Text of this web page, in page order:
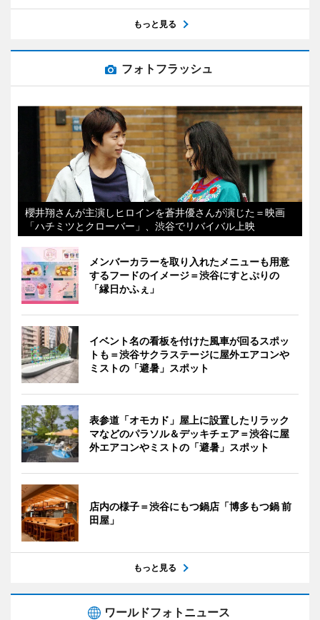
もっと見る
フォトフラッシュ
櫻井翔さんが主演しヒロインを蒼井優さんが演じた＝映画
「ハチミツとクローバー」、渋谷でリバイバル上映
メンバーカラーを取り入れたメニューも用意
するフードのイメージ＝渋谷にすとぷりの
「縁日かふぇ」
イベント名の看板を付けた風車が回るスポッ
トも＝渋谷サクラステージに屋外エアコンや
ミストの「避暑」スポット
表参道「オモカド」屋上に設置したリラック
マなどのパラソル＆デッキチェア＝渋谷に屋
外エアコンやミストの「避暑」スポット
店内の様子＝渋谷にもつ鍋店「博多もつ鍋 前
田屋」
もっと見る
ワールドフォトニュース